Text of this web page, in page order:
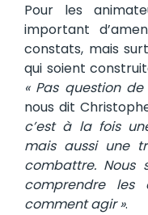
Pour les
important
constats, mais
qui soient
« Pas question
nous dit
c’est à la fois
mais aussi une
combattre. Nous
comprendre les
comment agir ».